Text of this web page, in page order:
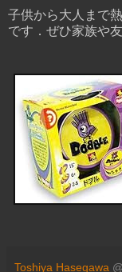
子供から大人まで
です．ぜひ家族や
Toshiya Hasegawa @